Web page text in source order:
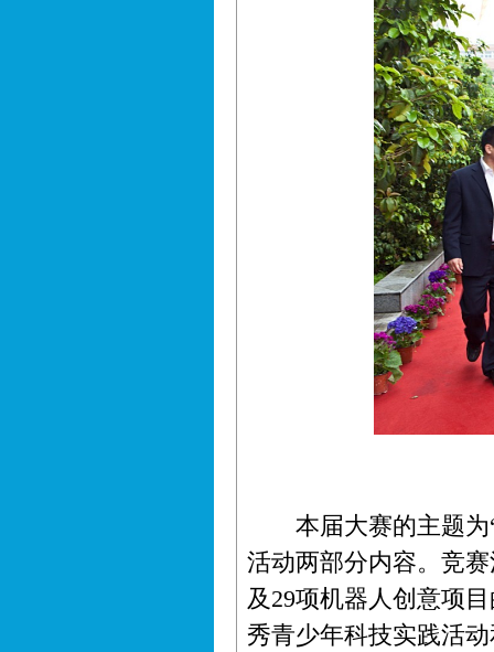
本届大赛的主题为“
活动两部分内容。竞
及29项机器人创意项
秀青少年科技实践活